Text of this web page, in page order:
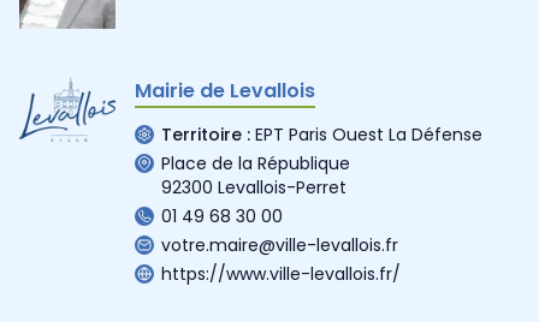
Mairie de Levallois
Territoire : EPT Paris Ouest La Défense
Place de la République
92300 Levallois-Perret
01 49 68 30 00
votre.maire@ville-levallois.fr
https://www.ville-levallois.fr/